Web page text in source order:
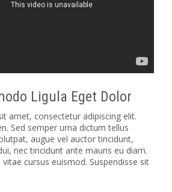
Ligula Eget Dolor
amet, consectetur adipiscing elit.
Sed semper urna dictum tellus
augue vel auctor tincidunt,
nec tincidunt ante mauris eu diam.
vitae cursus euismod. Suspendisse sit